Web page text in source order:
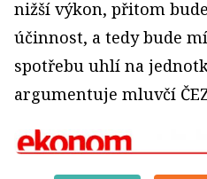
nižší výkon, přitom
účinnost, a tedy bude
spotřebu uhlí na
argumentuje mluvčí